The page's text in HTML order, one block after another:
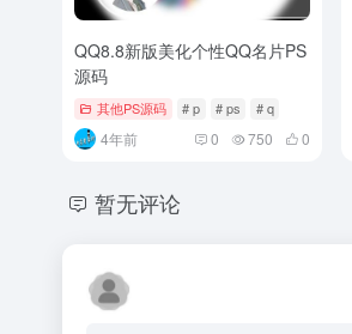
QQ8.8新版美化个性QQ名片PS
源码
其他PS源码 # p # ps # q
4年前 0 750 0
暂无评论